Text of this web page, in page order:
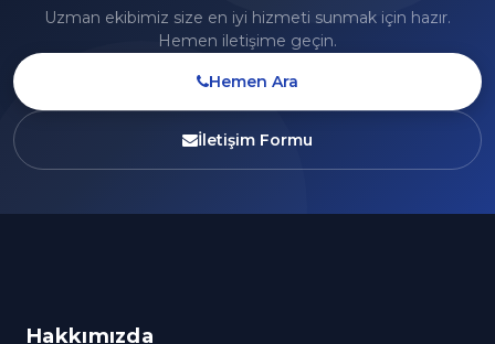
Uzman ekibimiz size en iyi hizmeti sunmak için hazır.
Hemen iletişime geçin.
Hemen Ara
İletişim Formu
Hakkımızda